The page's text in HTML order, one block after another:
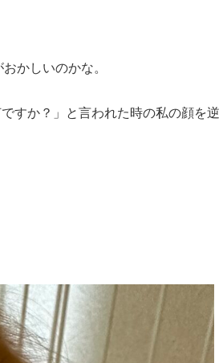
かしいのかな。
すか？」と言われた時の私の顔を逆